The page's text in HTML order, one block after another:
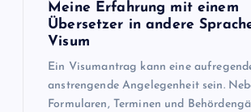
Meine Erfahrung mit einem
Übersetzer in andere
Visum
Ein Visumantrag kann eine
anstrengende Angelegenheit sein.
Formularen, Terminen und